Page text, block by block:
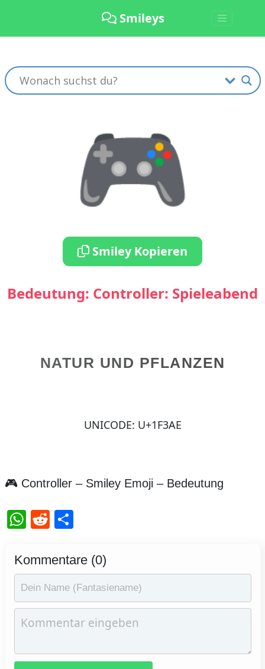
Smileys
🎮
Smiley Kopieren
Bedeutung: Controller: Spieleabend
NATUR UND PFLANZEN
UNICODE: U+1F3AE
🎮 Controller – Smiley Emoji – Bedeutung
WhatsApp
Reddit
Teilen
Kommentare (0)